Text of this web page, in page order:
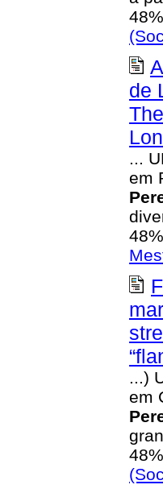
48%
de
...
em
48%
...)
em
48%